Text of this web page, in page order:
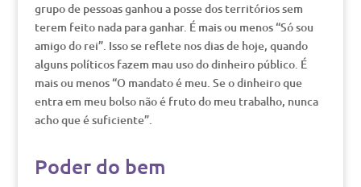
grupo de pessoas ganhou a posse dos territórios sem
terem feito nada para ganhar. É mais ou menos “Só sou
amigo do rei”. Isso se reflete nos dias de hoje, quando
alguns políticos fazem mau uso do dinheiro público. É
mais ou menos “O mandato é meu. Se o dinheiro que
entra em meu bolso não é fruto do meu trabalho, nunca
acho que é suficiente”.
Poder do bem